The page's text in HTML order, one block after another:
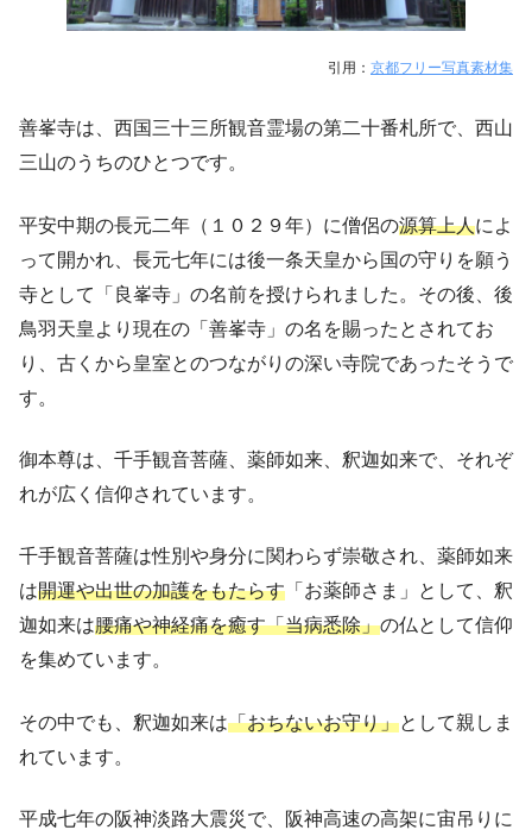
引用： 京都フリー写真素材集
善峯寺は、西国三十三所観音霊場の第二十番札所で、西山
三山のうちのひとつです。
平安中期の長元二年（１０２９年）に僧侶の源算上人によ
って開かれ、長元七年には後一条天皇から国の守りを願う
寺として「良峯寺」の名前を授けられました。その後、後
鳥羽天皇より現在の「善峯寺」の名を賜ったとされてお
り、古くから皇室とのつながりの深い寺院であったそうで
す。
御本尊は、千手観音菩薩、薬師如来、釈迦如来で、それぞ
れが広く信仰されています。
千手観音菩薩は性別や身分に関わらず崇敬され、薬師如来
は開運や出世の加護をもたらす 「お薬師さま」として、釈
迦如来は腰痛や神経痛を癒す「当病悉除」の仏として信仰
を集めています。
その中でも、釈迦如来は「おちないお守り」として親しま
れています。
平成七年の阪神淡路大震災で、阪神高速の高架に宙吊りに